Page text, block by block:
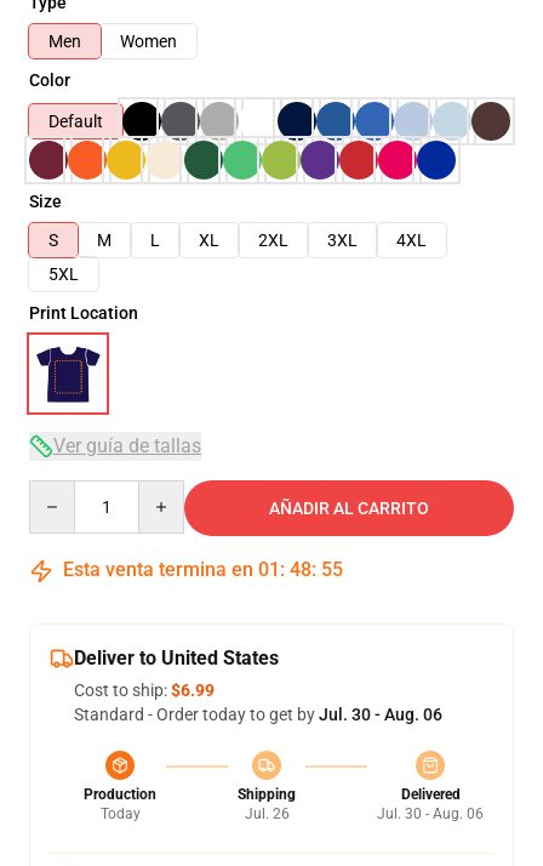
Men
Women
Color
Default
Size
S
M L XL 2XL 3XL
4XL
5XL
Print Location
Ver guía de tallas
AÑADIR AL CARRITO
Esta venta termina en 01 : 48: 54
Deliver to United States
Cost to ship:$6.99
Standard - Order today to get byJul. 30 - Aug. 06
Production
Today
Shipping
Jul. 26
Delivered
Jul. 30 - Aug. 06